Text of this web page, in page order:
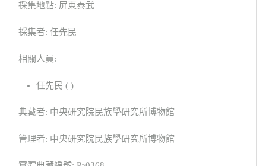
採集地點: 屏東泰武
採集者: 任先民
相關人員:
任先民 ( )
典藏者: 中央研究院民族學研究所博物館
管理者: 中央研究院民族學研究所博物館